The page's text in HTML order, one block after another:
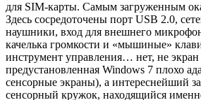
для SIM-карты. Самым загруженным
Здесь сосредоточены порт USB 2.0,
наушники, вход для внешнего
качелька громкости и «мышиные»
инструмент управления… нет, не экран
предустановленная Windows 7 плохо
сенсорные экраны), а интереснейший
сенсорный кружок, находящийся